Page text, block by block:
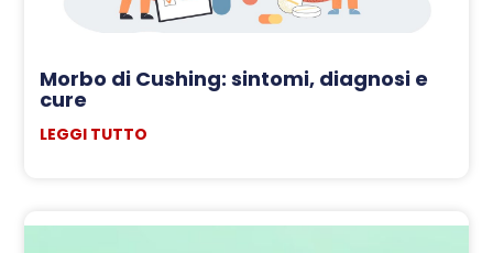
Morbo di Cushing: sintomi, diagnosi e
cure
LEGGI TUTTO